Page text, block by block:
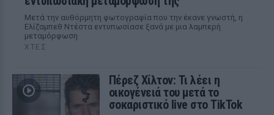
Μετά την αυθόρμητη φωτογραφία που την έκανε γνωστή, η
Ελίζαμπεθ Ντέστα εντυπωσίασε ξανά με μια λαμπερή
μεταμόρφωση
ΧΤΕΣ
Πέρεζ Χίλτον: Τι λέει η
οικογένειά του μετά το
σοκαριστικό live στο TikTok